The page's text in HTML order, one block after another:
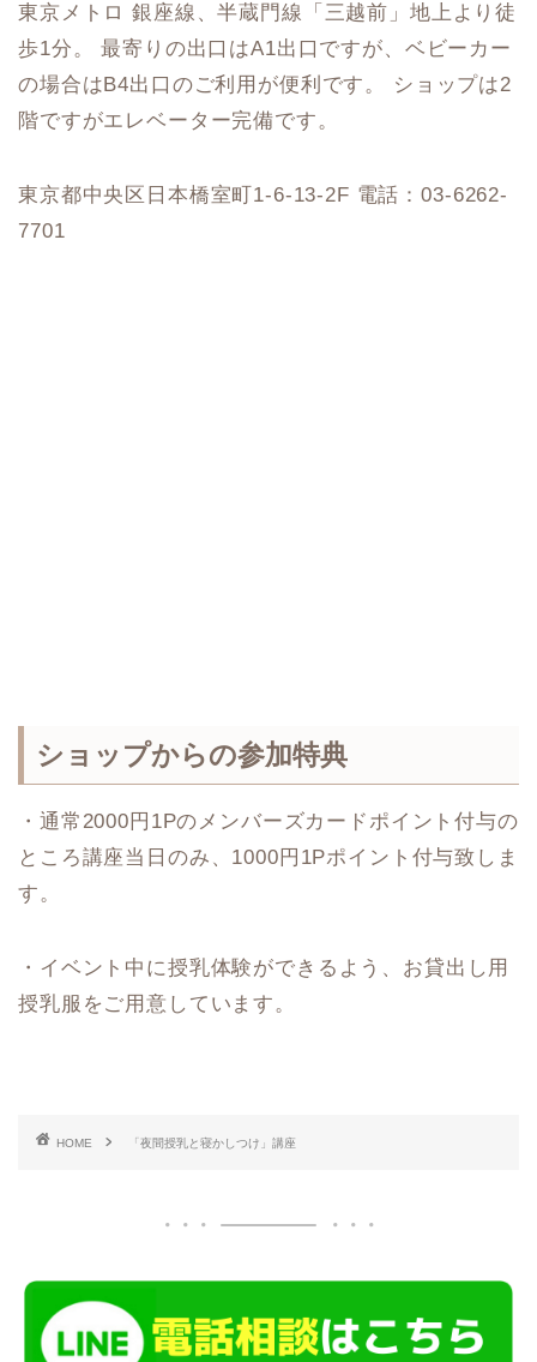
東京メトロ 銀座線、半蔵門線「三越前」地上より徒
歩1分。 最寄りの出口はA1出口ですが、ベビーカー
の場合はB4出口のご利用が便利です。 ショップは2
階ですがエレベーター完備です。
東京都中央区日本橋室町1-6-13-2F 電話：03-6262-
7701
ショップからの参加特典
・通常2000円1Pのメンバーズカードポイント付与の
ところ講座当日のみ、1000円1Pポイント付与致しま
す。
・イベント中に授乳体験ができるよう、お貸出し用
授乳服をご用意しています。
HOME 「夜間授乳と寝かしつけ」講座